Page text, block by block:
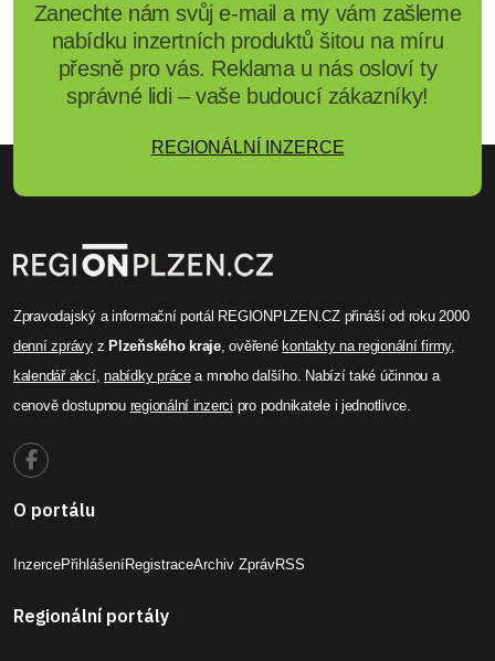
Zanechte nám svůj e-mail a my vám zašleme
nabídku inzertních produktů šitou na míru
přesně pro vás. Reklama u nás osloví ty
správné lidi – vaše budoucí zákazníky!
REGIONÁLNÍ INZERCE
Zpravodajský a informační portál REGIONPLZEN.CZ přináší od roku 2000
denní zprávyz Plzeňského kraje, ověřené kontakty na regionální firmy,
kalendář akcí,nabídky prácea mnoho dalšího. Nabízí také účinnou a
cenově dostupnou regionální inzerci pro podnikatele i jednotlivce.
O portálu
InzercePřihlášeníRegistraceArchiv ZprávRSS
Regionální portály